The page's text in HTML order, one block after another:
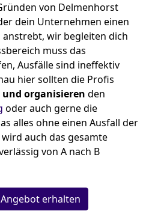
von Delmenhorst
dein Unternehmen einen
anstrebt, wir begleiten dich
muss das
Ausfälle sind ineffektiv
hier sollten die Profis
und organisieren den
oder auch gerne die
alles ohne einen Ausfall der
auch das gesamte
von A nach B
erhalten